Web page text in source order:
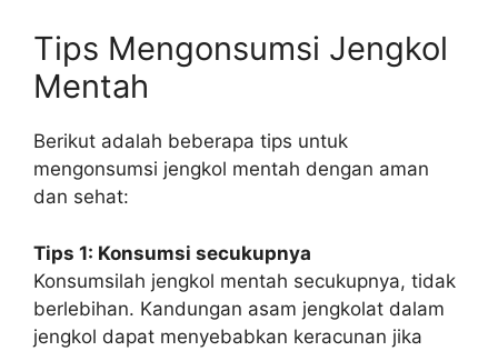
Tips Mengonsumsi Jengkol
Mentah
Berikut adalah beberapa tips untuk
mengonsumsi jengkol mentah dengan aman
dan sehat:
Tips 1: Konsumsi secukupnya
Konsumsilah jengkol mentah secukupnya, tidak
berlebihan. Kandungan asam jengkolat dalam
jengkol dapat menyebabkan keracunan jika